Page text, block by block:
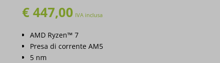
€447,00 IVA inclusa
AMD Ryzen™ 7
Presa di corrente AM5
5 nm